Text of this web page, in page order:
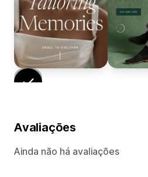
Avaliações
Ainda não há avaliações